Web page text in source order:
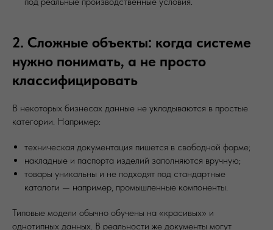
2. Сложные объекты: когда системе
нужно понимать, а не просто
классифицировать
В некоторых бизнесах данные не укладываются в простые
категории. Например:
техническая документация пишется в свободной форме;
накладные и паспорта изделий заполняются вручную;
товары уникальны и не подходят под стандартные
каталоги — например, промышленные компоненты.
Типовые модели обычно обучены на «красивых» и
однотипных данных. В реальности же документы могут